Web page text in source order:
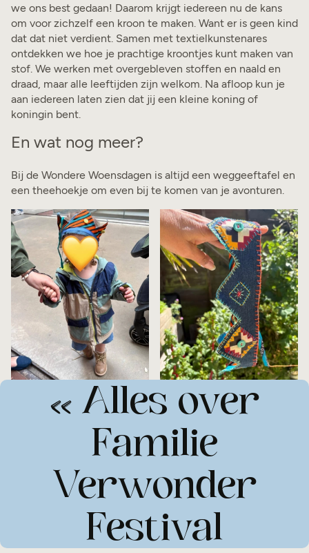
we ons best gedaan! Daarom krijgt iedereen nu de kans
om voor zichzelf een kroon te maken. Want er is geen kind
dat dat niet verdient. Samen met textielkunstenares
ontdekken we hoe je prachtige kroontjes kunt maken van
stof. We werken met overgebleven stoffen en naald en
draad, maar alle leeftijden zijn welkom. Na afloop kun je
aan iedereen laten zien dat jij een kleine koning of
koningin bent.
En wat nog meer?
Bij de Wondere Woensdagen is altijd een weggeeftafel en
een theehoekje om even bij te komen van je avonturen.
>
> Alles over
Familie
Verwonder
Festival